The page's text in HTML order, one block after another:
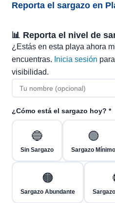
Reporta el sargazo en
📊 Reporta el nivel de
¿Estás en esta playa ahora
encuentras. Inicia sesión
visibilidad.
¿Cómo está el sargazo hoy? *
🔵
Sin Sargazo
🟢
Sargazo Mínimo
🟠
Sargazo Abundante